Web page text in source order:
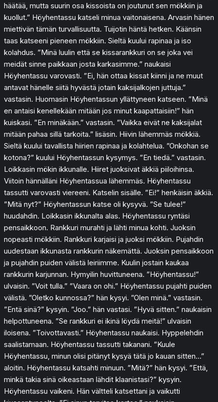
häätää, mutta suurin osa kissoista on joutunut sen mökkiin ja
kuollut.” Höyhentassu katseli minua vaitonaisena. Arvasin hänen
miettivän tämän turvallisuutta. Tuijotin häntä hetken. Käänsin
taas katseeni pieneen mökkiin. Sieltä kuului rapinaa ja iso
kolahdus. ”Minä luulin että se kissarankkuri on se joka vei
meidät sinne paikkaan josta karkasimme.” naukaisi
Höyhentassu varovasti. ”Ei, hän ottaa kissat kiinni ja ne muut
antavat hänelle siitä hyvästä jotain kaksijalkojen juttuja.”
vastasin. Huomasin Höyhentassun yllättyneen katseen. ”Minä
en antaisi kenellekään mitään jos minut kaapattaisiin!” hän
kuiskasi. ”En minäkään.” vastasin. ”Vaikka eivät ne kaksijalat
mitään pahaa sillä tarkoita.” lisäsin. Hiivin lähemmäs mökkiä.
Sieltä kuului tavallista hiirien rapinaa ja kolahtelua. ”Onkohan se
kotona?” kuului Höyhentassun kysymys. ”En tiedä.” vastasin.
Loikkasin mökin ikkunalle. Hiiret juoksivat äkkiä piiloihinsa.
Viitoin hännälläni Höyhentassua lähemmäs. Höyhentassu
tassutti varovasti viereeni. Katselin sisälle. ”Ei!” henkäisin äkkiä.
”Mitä nyt?” Höyhentassun katse oli kysyvä. ”Se tulee!”
huudahdin. Loikkasin ikkunalta alas. Höyhentassu ryntäsi
pensaikkoon. Rankkuri murahti ja lähti minua kohti. Juoksin
nopeasti mökkiin. Rankkuri karjaisi ja juoksi mökkiin. Pujahdin
uudestaan ikkunasta rankkurin näkemättä. Juoksin pensaikkoon
ja pujahdin puiden välistä leiriimme. Kuulin jostain kaukaa
rankkurin karjunnan. Hymyilin huvittuneena. ”Höyhentassu!”
ulvaisin. ”Voit tulla.” ”Vaara on ohi.” Höyhentassu pujahti puiden
välistä. ”Oletko kunnossa?” hän kysyi. ”Olen minä.” vastasin.
”Entä sinä?” kysyin. ”Joo.” hän vastasi. ”Hyvä sitten.” naukaisin
helpottuneena. ”Se rankkuri ei ikinä löydä meitä!” ulvaisin
iloisena. ”Toivottavasti.” Höyhentassu naukaisi. Hyppelehdin
saalistamaan. Höyhentassu tassutti takanani. ”Kuule
Höyhentassu, minun olisi pitänyt kysyä tätä jo kauan sitten…”
aloitin. Höyhentassu katsahti minuun. ”Mitä?” hän kysyi. ”Että,
minkä takia sinä oikeastaan lähdit klaanistasi?” kysyin.
Höyhentassu vaikeni. Hän vältteli katsettani ja vaikutti